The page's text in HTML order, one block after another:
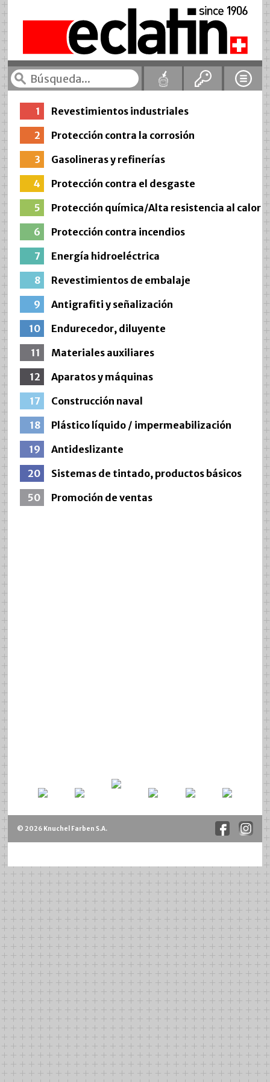
1
Revestimientos industriales
2
Protección contra la corrosión
3
Gasolineras y refinerías
4
Protección contra el desgaste
5
Protección química/Alta resistencia al calor
6
Protección contra incendios
7
Energía hidroeléctrica
8
Revestimientos de embalaje
9
Antigrafiti y señalización
10
Endurecedor, diluyente
11
Materiales auxiliares
12
Aparatos y máquinas
17
Construcción naval
18
Plástico líquido / impermeabilización
19
Antideslizante
20
Sistemas de tintado, productos básicos
50
Promoción de ventas
© 2026 Knuchel Farben S.A.